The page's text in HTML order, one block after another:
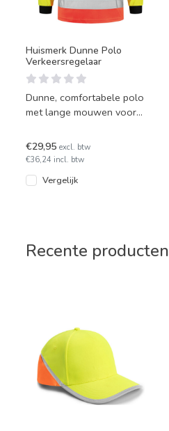
Huismerk Dunne Polo
Verkeersregelaar
Dunne, comfortabele polo
met lange mouwen voor
aan de EN ISO 20471
Klasse
€29,95 excl. btw
€36,24 incl. btw
Vergelijk
Recente producten